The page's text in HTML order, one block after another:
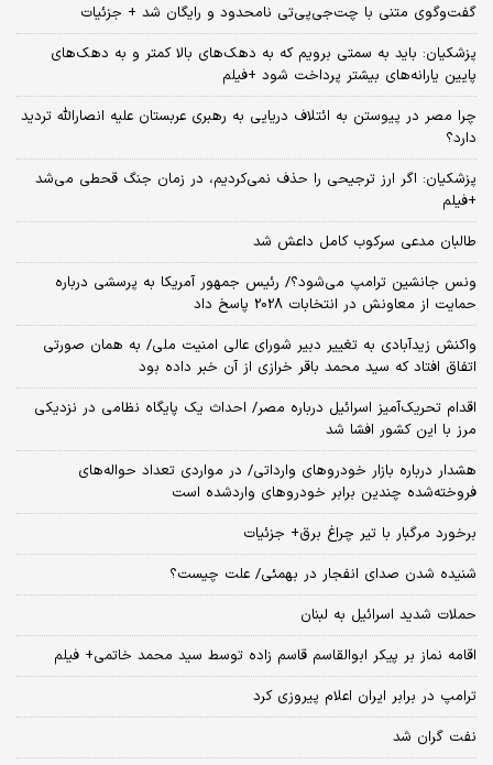
گفت‌وگوی متنی با چت‌جی‌پی‌تی نامحدود و رایگان شد + جزئیات
پزشکیان: باید به سمتی برویم که به دهک‌های بالا کمتر و به دهک‌های
پایین یارانه‌های بیشتر پرداخت شود +فیلم
چرا مصر در پیوستن به ائتلاف دریایی به رهبری عربستان علیه انصارالله تردید
دارد؟
پزشکیان: اگر ارز ترجیحی را حذف نمی‌کردیم، در زمان جنگ قحطی می‌شد
+فیلم
طالبان مدعی سرکوب کامل داعش شد
ونس جانشین ترامپ می‌شود؟/ رئیس جمهور آمریکا به پرسشی درباره
حمایت از معاونش در انتخابات 2028 پاسخ داد
واکنش زیدآبادی به تغییر دبیر شورای عالی امنیت ملی/ به همان صورتی
اتفاق افتاد که سید محمد باقر خرازی از آن خبر داده بود
اقدام تحریک‌آمیز اسرائیل درباره مصر/ احداث یک پایگاه نظامی در نزدیکی
مرز با این کشور افشا شد
هشدار درباره بازار خودروهای وارداتی/ در مواردی تعداد حواله‌های
فروخته‌شده چندین برابر خودروهای واردشده است
برخورد مرگبار با تیر چراغ برق+ جزئیات
شنیده شدن صدای انفجار در بهمئی/ علت چیست؟
حملات شدید اسرائیل به لبنان
اقامه نماز بر پیکر ابوالقاسم قاسم زاده توسط سید محمد خاتمی+ فیلم
ترامپ در برابر ایران اعلام پیروزی کرد
نفت گران شد